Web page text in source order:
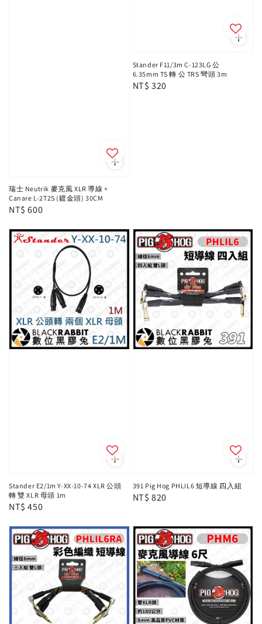
瑞士 Neutrik 麥克風 XLR 導線 +
Canare L-2T2S (鍍金頭) 30CM
Regular
NT$ 600
Stander F11/3m C-123LG 公
6.35mm TS 轉 公 TRS 彎頭 3m
Regular
NT$ 320
Stander E2/1m Y-XX-10-74 XLR 公頭
轉 雙 XLR 母頭 1m
Regular
NT$ 450
391 Pig Hog PHLIL6 短導線 四入組
Regular
NT$ 820